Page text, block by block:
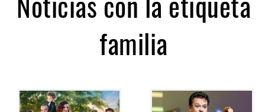
familia